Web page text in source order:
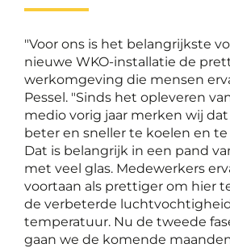
"Voor ons is het belangrijkste
nieuwe WKO-installatie de
werkomgeving die mensen
Pessel. "Sinds het opleveren
medio vorig jaar merken wij
beter en sneller te koelen en
Dat is belangrijk in een pand
met veel glas. Medewerkers
voortaan als prettiger om hier
de verbeterde
temperatuur. Nu de tweede
gaan we de komende